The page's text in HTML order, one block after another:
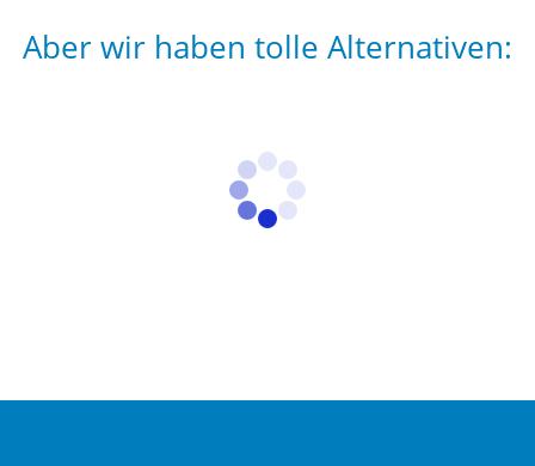
Aber wir haben tolle Alternativen: